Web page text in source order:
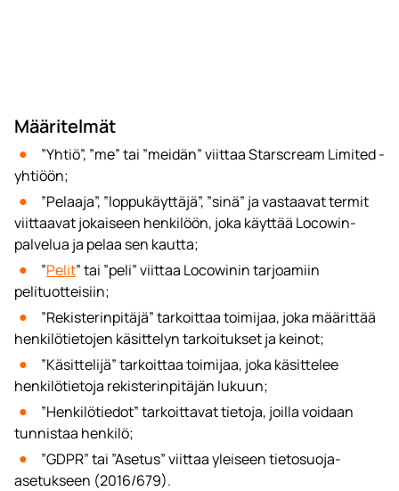
Määritelmät
”Yhtiö”, ”me” tai ”meidän” viittaa Starscream Limited -
yhtiöön;
”Pelaaja”, ”loppukäyttäjä”, ”sinä” ja vastaavat termit
viittaavat jokaiseen henkilöön, joka käyttää Locowin-
palvelua ja pelaa sen kautta;
”Pelit” tai ”peli” viittaa Locowinin tarjoamiin
pelituotteisiin;
”Rekisterinpitäjä” tarkoittaa toimijaa, joka määrittää
henkilötietojen käsittelyn tarkoitukset ja keinot;
”Käsittelijä” tarkoittaa toimijaa, joka käsittelee
henkilötietoja rekisterinpitäjän lukuun;
”Henkilötiedot” tarkoittavat tietoja, joilla voidaan
tunnistaa henkilö;
”GDPR” tai ”Asetus” viittaa yleiseen tietosuoja-
asetukseen (2016/679).